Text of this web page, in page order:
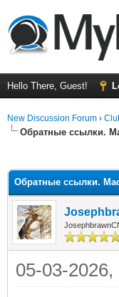
Hello There, Guest!
New Discussion Forum ›
Обратные ссылки.
Обратные ссылки.
05-03-2026,